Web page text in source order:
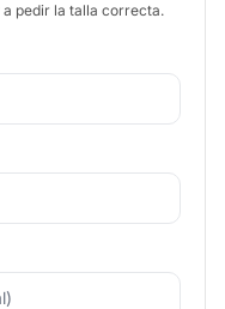
pedir la talla correcta.